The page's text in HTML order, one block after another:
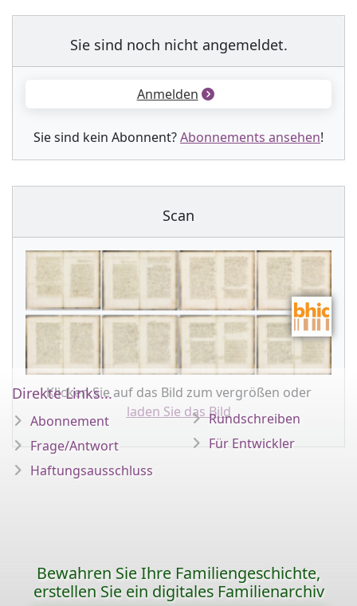
Sie sind noch nicht angemeldet.
Anmelden
Sie sind kein Abonnent?Abonnements ansehen!
Scan
Klicken Sie auf das Bild zum vergrößen oder
laden Sie das Bild
Direkte Links...
Abonnement
Frage/Antwort
Haftungsausschluss
Rundschreiben
Für Entwickler
Bewahren Sie Ihre Familiengeschichte,
erstellen Sie ein digitales Familienarchiv